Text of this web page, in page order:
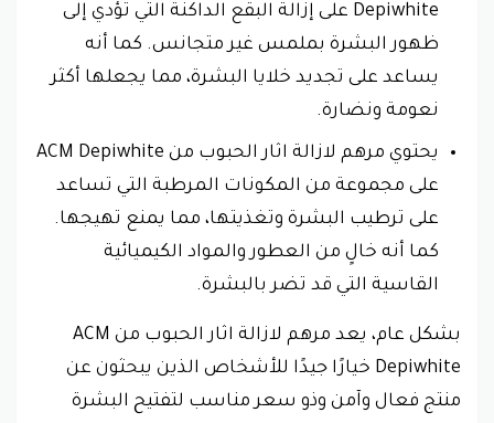
Depiwhite على إزالة البقع الداكنة التي تؤدي إلى
ظهور البشرة بملمس غير متجانس. كما أنه
يساعد على تجديد خلايا البشرة، مما يجعلها أكثر
نعومة ونضارة.
يحتوي مرهم لازالة اثار الحبوب من ACM Depiwhite
على مجموعة من المكونات المرطبة التي تساعد
على ترطيب البشرة وتغذيتها، مما يمنع تهيجها.
كما أنه خالٍ من العطور والمواد الكيميائية
القاسية التي قد تضر بالبشرة.
بشكل عام، يعد مرهم لازالة اثار الحبوب من ACM
Depiwhite خيارًا جيدًا للأشخاص الذين يبحثون عن
منتج فعال وآمن وذو سعر مناسب لتفتيح البشرة